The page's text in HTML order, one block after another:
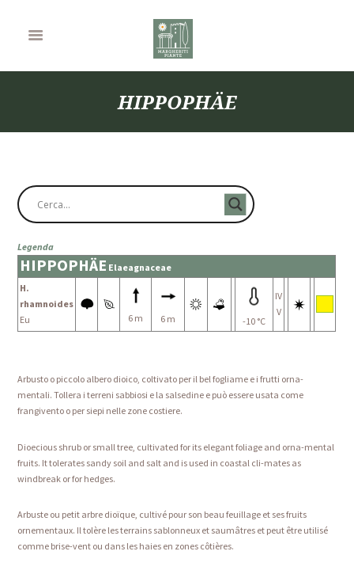
HIPPOPHÄE
Legenda
HIPPOPHÄE Elaeagnaceae
H.
rhamnoides
Eu
6 m 6 m -10 °C
IV
V
Arbusto o piccolo albero dioico, coltivato per il bel fogliame e i frutti orna-
mentali. Tollera i terreni sabbiosi e la salsedine e può essere usata come
frangivento o per siepi nelle zone costiere.
Dioecious shrub or small tree, cultivated for its elegant foliage and orna-mental
fruits. It tolerates sandy soil and salt and is used in coastal cli-mates as
windbreak or for hedges.
Arbuste ou petit arbre dioïque, cultivé pour son beau feuillage et ses fruits
ornementaux. Il tolère les terrains sablonneux et saumâtres et peut être utilisé
comme brise-vent ou dans les haies en zones côtières.